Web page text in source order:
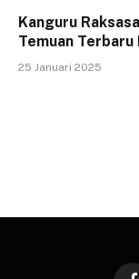
Kanguru
Temuan Terbaru
25 Januari 2025